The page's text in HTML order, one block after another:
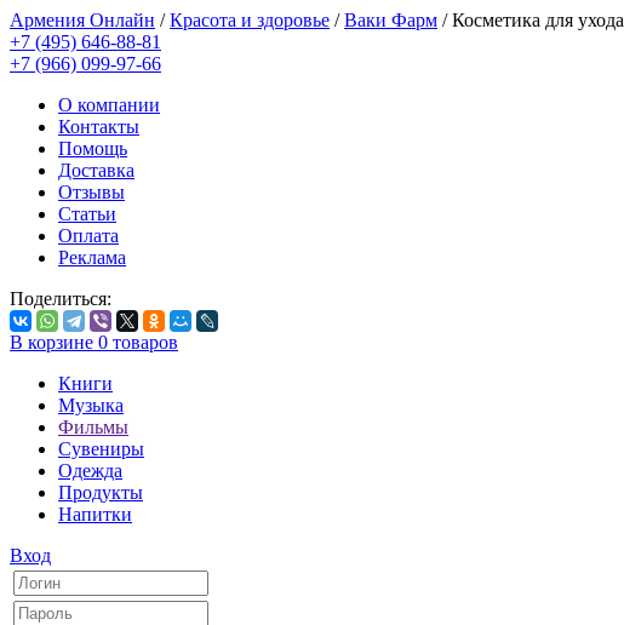
Армения Онлайн /Красота и здоровье /Ваки Фарм /Косметика для ухода
+7 (495) 646-88-81
+7 (966) 099-97-66
О компании
Контакты
Помощь
Доставка
Отзывы
Статьи
Оплата
Реклама
Поделиться:
В корзине 0 товаров
Книги
Музыка
Фильмы
Сувениры
Одежда
Продукты
Напитки
Вход